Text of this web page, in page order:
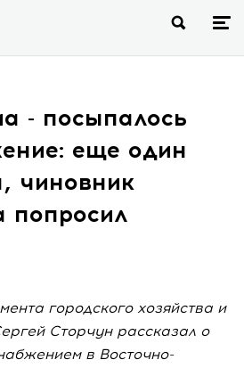
- посыпалось
еще один
чиновник
попросил
городского хозяйства и
Сторчун рассказал о
в Восточно-